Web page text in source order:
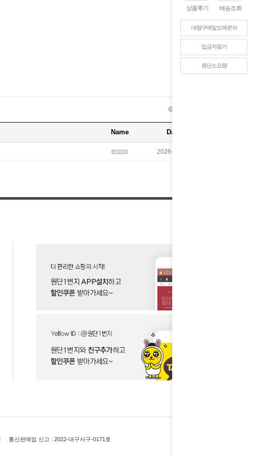
상품후기 배송조회
대량구매및도매문의
입금자찾기
원단소요량
Hits : 142
Name Date
2026-04-30
통신판매업 신고 : 2022-대구서구-0171호